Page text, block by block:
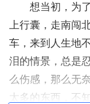
想当初，为
上行囊，走南闯
车，来到人生地
泪的情景，总是
么伤感，那么无
太多的东西，不